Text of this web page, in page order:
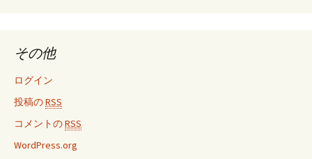
その他
ログイン
投稿のRSS
コメントのRSS
WordPress.org